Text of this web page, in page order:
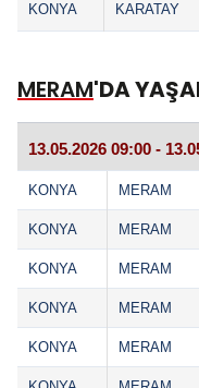
KONYA KARATAY
MERAM'DA
13.05.2026 09:00 -
KONYA MERAM
KONYA MERAM
KONYA MERAM
KONYA MERAM
KONYA MERAM